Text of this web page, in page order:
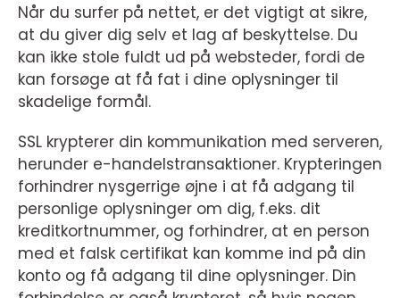
Når du surfer på nettet, er det vigtigt at sikre,
at du giver dig selv et lag af beskyttelse. Du
kan ikke stole fuldt ud på websteder, fordi de
kan forsøge at få fat i dine oplysninger til
skadelige formål.
SSL krypterer din kommunikation med serveren,
herunder e-handelstransaktioner. Krypteringen
forhindrer nysgerrige øjne i at få adgang til
personlige oplysninger om dig, f.eks. dit
kreditkortnummer, og forhindrer, at en person
med et falsk certifikat kan komme ind på din
konto og få adgang til dine oplysninger. Din